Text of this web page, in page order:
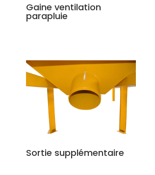
Gaine ventilation
parapluie
Sortie supplémentaire